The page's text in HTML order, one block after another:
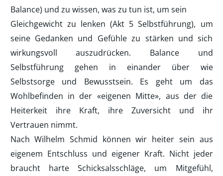
Balance) und zu wissen, was zu tun ist, um sein
Gleichgewicht zu lenken (Akt 5 Selbstführung), um
seine Gedanken und Gefühle zu stärken und sich
wirkungsvoll auszudrücken. Balance und
Selbstführung gehen in einander über wie
Selbstsorge und Bewusstsein. Es geht um das
Wohlbefinden in der «eigenen Mitte», aus der die
Heiterkeit ihre Kraft, ihre Zuversicht und ihr
Vertrauen nimmt.
Nach Wilhelm Schmid können wir heiter sein aus
eigenem Entschluss und eigener Kraft. Nicht jeder
braucht harte Schicksalsschläge, um Mitgefühl,